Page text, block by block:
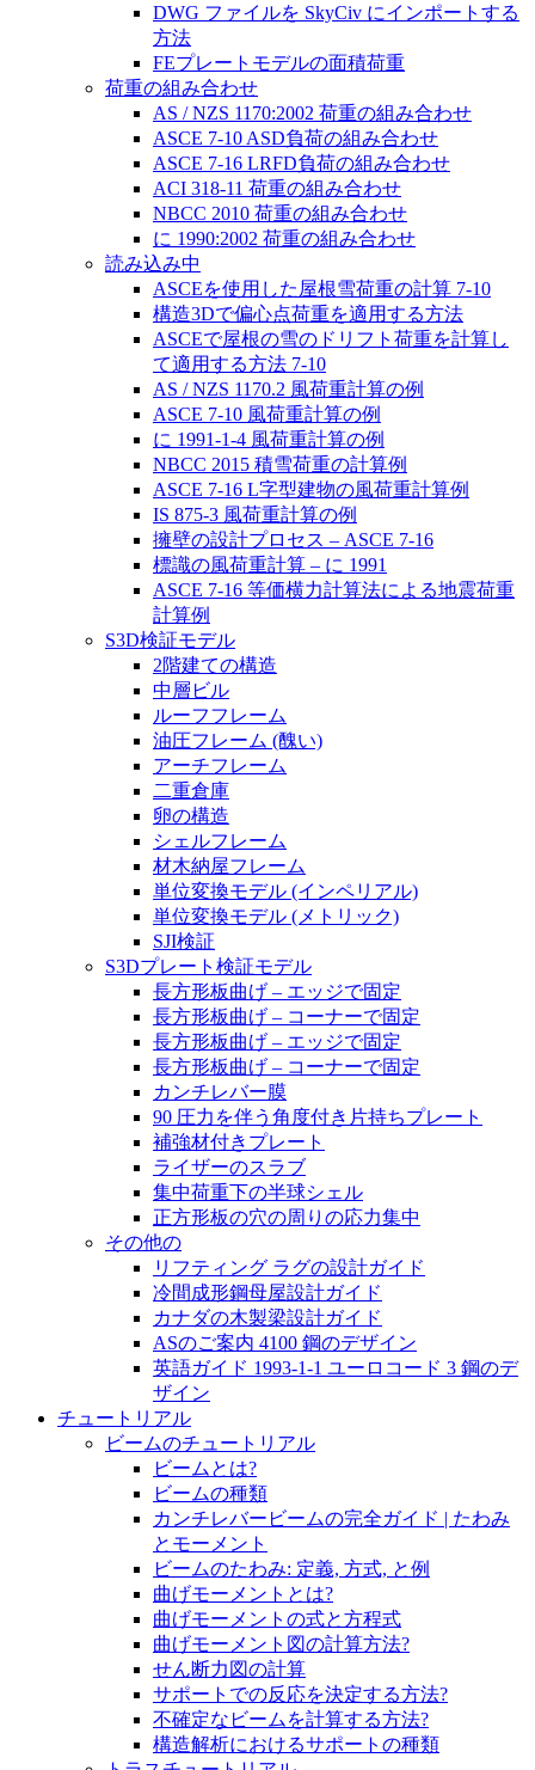
DWG ファイルを SkyCiv にインポートする
方法
FEプレートモデルの面積荷重
荷重の組み合わせ
AS / NZS 1170:2002 荷重の組み合わせ
ASCE 7-10 ASD負荷の組み合わせ
ASCE 7-16 LRFD負荷の組み合わせ
ACI 318-11 荷重の組み合わせ
NBCC 2010 荷重の組み合わせ
に 1990:2002 荷重の組み合わせ
読み込み中
ASCEを使用した屋根雪荷重の計算 7-10
構造3Dで偏心点荷重を適用する方法
ASCEで屋根の雪のドリフト荷重を計算し
て適用する方法 7-10
AS / NZS 1170.2 風荷重計算の例
ASCE 7-10 風荷重計算の例
に 1991-1-4 風荷重計算の例
NBCC 2015 積雪荷重の計算例
ASCE 7-16 L字型建物の風荷重計算例
IS 875-3 風荷重計算の例
擁壁の設計プロセス – ASCE 7-16
標識の風荷重計算 – に 1991
ASCE 7-16 等価横力計算法による地震荷重
計算例
S3D検証モデル
2階建ての構造
中層ビル
ルーフフレーム
油圧フレーム (醜い)
アーチフレーム
二重倉庫
卵の構造
シェルフレーム
材木納屋フレーム
単位変換モデル (インペリアル)
単位変換モデル (メトリック)
SJI検証
S3Dプレート検証モデル
長方形板曲げ – エッジで固定
長方形板曲げ – コーナーで固定
長方形板曲げ – エッジで固定
長方形板曲げ – コーナーで固定
カンチレバー膜
90 圧力を伴う角度付き片持ちプレート
補強材付きプレート
ライザーのスラブ
集中荷重下の半球シェル
正方形板の穴の周りの応力集中
その他の
リフティング ラグの設計ガイド
冷間成形鋼母屋設計ガイド
カナダの木製梁設計ガイド
ASのご案内 4100 鋼のデザイン
英語ガイド 1993-1-1 ユーロコード 3 鋼のデ
ザイン
チュートリアル
ビームのチュートリアル
ビームとは?
ビームの種類
カンチレバービームの完全ガイド | たわみ
とモーメント
ビームのたわみ: 定義, 方式, と例
曲げモーメントとは?
曲げモーメントの式と方程式
曲げモーメント図の計算方法?
せん断力図の計算
サポートでの反応を決定する方法?
不確定なビームを計算する方法?
構造解析におけるサポートの種類